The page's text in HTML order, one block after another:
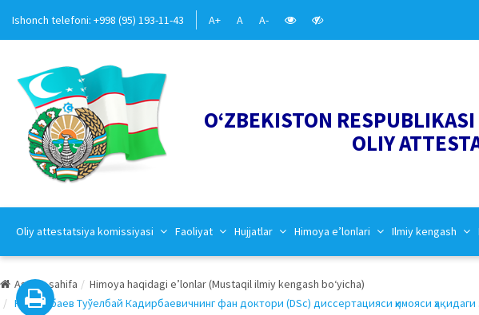
Ishonch telefoni: +998 (95) 193-11-43 A+ A A-
O‘ZBEKISTON
OLIY
Oliy attestatsiya komissiyasi Faoliyat Hujjatlar Himoya e’lonlari Ilmiy kengash
Asosiy sahifa
Himoya haqidagi e’lonlar (Mustaqil ilmiy kengash bo‘yicha)
Курбанбаев Туўелбай Кадирбаевичнинг фан доктори (DSc) диссертацияси ҳимояси ҳақидаги